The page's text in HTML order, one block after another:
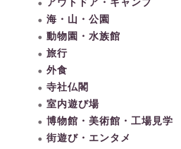
アウトドア・キャンプ
海・山・公園
動物園・水族館
旅行
外食
寺社仏閣
室内遊び場
博物館・美術館・工場見学
街遊び・エンタメ